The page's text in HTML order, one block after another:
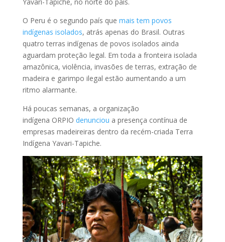
O Peru é o segundo país que mais tem povos
indígenas isolados, atrás apenas do Brasil. Outras
quatro terras indígenas de povos isolados ainda
aguardam proteção legal. Em toda a fronteira isolada
amazônica, violência, invasões de terras, extração de
madeira e garimpo ilegal estão aumentando a um
ritmo alarmante.
Há poucas semanas, a organização
indígena ORPIO denunciou a presença contínua de
empresas madeireiras dentro da recém-criada Terra
Indígena Yavari-Tapiche.